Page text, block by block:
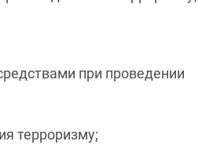
при проведении
терроризму;